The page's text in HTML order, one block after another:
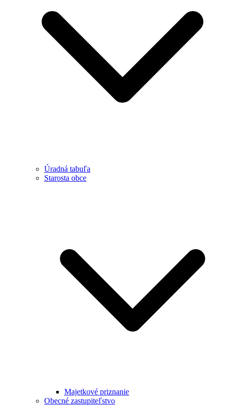
Úradná tabuľa
Starosta obce
Majetkové priznanie
Obecné zastupiteľstvo